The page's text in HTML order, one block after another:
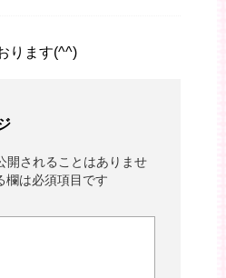
ります(^^)
開されることはありませ
欄は必須項目です